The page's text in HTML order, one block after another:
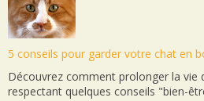
5 conseils pour garder votre chat en
Découvrez comment prolonger la vie
respectant quelques conseils "bien-